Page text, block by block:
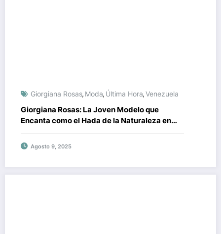
Giorgiana Rosas, Moda, Última Hora,Venezuela
Giorgiana Rosas: La Joven Modelo que
Encanta como el Hada de la Naturaleza en
Fotografías de José Mata
Agosto 9, 2025